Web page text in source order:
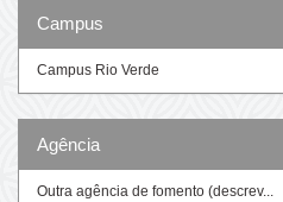
Campus
Campus Rio Verde
Agência
Outra agência de fomento (descrev...